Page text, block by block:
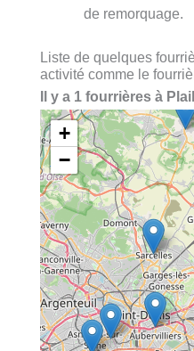
de remorquage.
Liste de quelques
activité comme le
Il y a 1 fourrières à
+
−